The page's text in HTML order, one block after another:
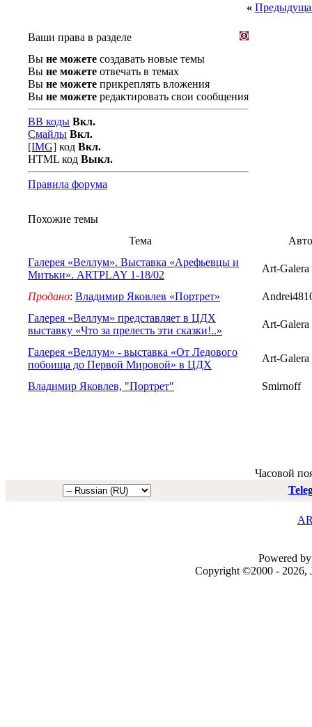
«
Ваши права в разделе
Вы не можете создавать новые темы
Вы не можете отвечать в темах
Вы не можете прикреплять вложения
Вы не можете редактировать свои сообщения
BB коды Вкл.
Смайлы Вкл.
[IMG] код Вкл.
HTML код Выкл.
Правила форума
Похожие темы
Тема
Галерея «Веллум». Выставка «Арефьевцы и
Митьки». ARTPLAY 1-18/02
Art-Galera
Продано: Владимир Яковлев «Портрет»
Галерея «Веллум» представляет в ЦДХ
выставку «Что за прелесть эти сказки!..»
Art-Galera
Галерея «Веллум» - выставка «От Ледового
побоища до Первой Мировой» в ЦДХ
Art-Galera
Владимир Яковлев, "Портрет" Smirnoff
Часовой
Powered
Copyright ©2000 - 2026,